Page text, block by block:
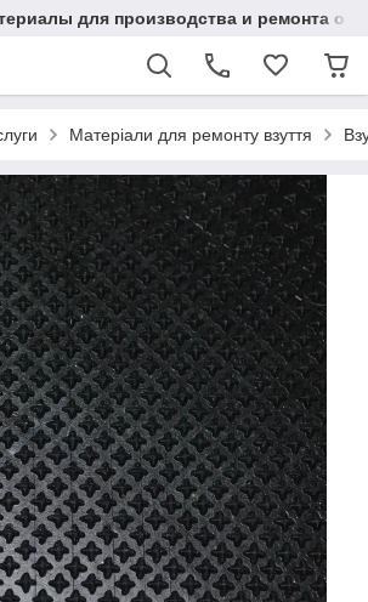
для производства и ремонта
Матеріали для ремонту взуття